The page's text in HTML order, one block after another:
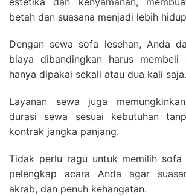
betah dan suasana menjadi lebih
Dengan sewa sofa lesehan, Anda
biaya dibandingkan harus
hanya dipakai sekali atau dua kali saja.
Layanan sewa juga
durasi sewa sesuai kebutuhan
kontrak jangka panjang.
Tidak perlu ragu untuk memilih sofa
pelengkap acara Anda agar
akrab, dan penuh kehangatan.